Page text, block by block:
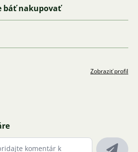
báť nakupovať
Zobraziť profil